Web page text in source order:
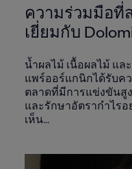
ความร่วมมือที่
เยี่ยมกับ
น้ำผลไม้ เนื้อผลไม้ แ
แพร์ออร์แกนิกได้รับค
ตลาดที่มีการแข่งขันสู
และรักษาอัตรากำไร
เห็น...